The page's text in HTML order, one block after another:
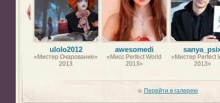
ulolo2012
«Мистер Очарование»
2013
awesomedi
«Мисс Perfect World
2013»
«Мистер Perfect
2013»
Перейти в галерею